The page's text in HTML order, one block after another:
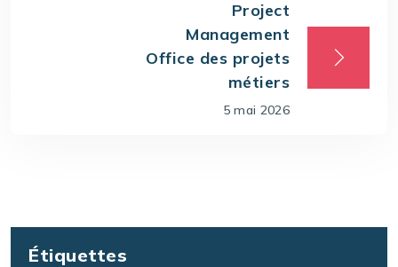
Project
Management
Office des projets
métiers
5 mai 2026
Étiquettes